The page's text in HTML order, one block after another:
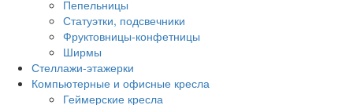
Пепельницы
Статуэтки, подсвечники
Фруктовницы-конфетницы
Ширмы
Стеллажи-этажерки
Компьютерные и офисные кресла
Геймерские кресла